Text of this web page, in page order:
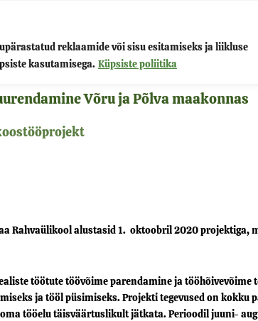
reklaamide või sisu esitamiseks ja liikluse
kasutamisega. Küpsiste poliitika
Projektid Teenused
Võru ja Põlva maakonnas
Rahvaülikool alustasid 1. oktoobril 2020 projektiga,
töötute töövõime parendamine ja tööhõivevõime
ja tööl püsimiseks. Projekti tegevused on
tööelu täisväärtuslikult jätkata. Perioodil juuni-